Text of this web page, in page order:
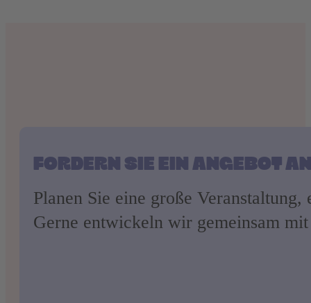
FORDERN SIE EIN ANGEBOT
Planen Sie eine große
Gerne entwickeln wir gemeinsam